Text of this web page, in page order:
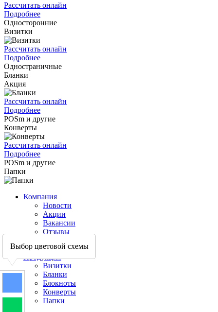
Рассчитать онлайн
Подробнее
Односторонние
Визитки
Рассчитать онлайн
Подробнее
Одностраничные
Бланки
Акция
Рассчитать онлайн
Подробнее
POSm и другие
Конверты
Рассчитать онлайн
Подробнее
POSm и другие
Папки
Компания
Новости
Акции
Вакансии
Отзывы
Продукция
Визитки
Бланки
Блокноты
Конверты
Папки
Выбор цветовой схемы